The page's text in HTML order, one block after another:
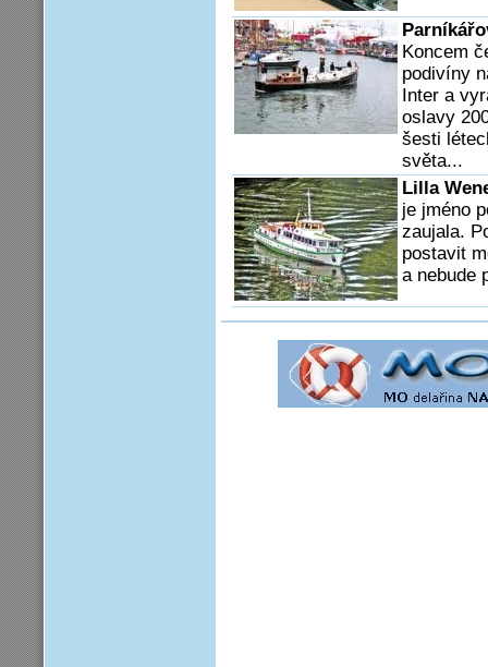
Koncem
podivíny
Inter a
oslavy
šesti
světa...
Lilla
je jméno
zaujala.
postavit
a nebude